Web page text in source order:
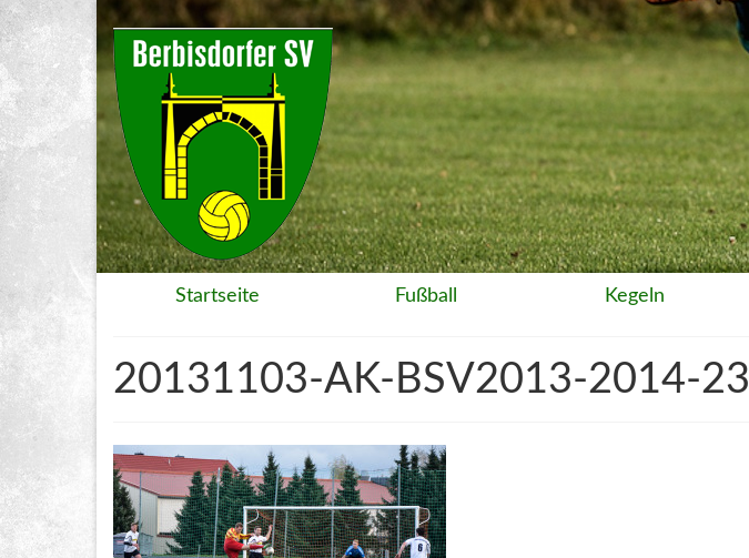
Startseite Fußball Kegeln
20131103-AK-BSV2013-2014-23